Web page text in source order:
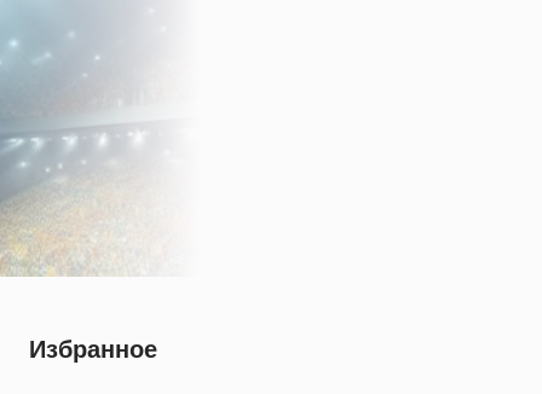
Избранное